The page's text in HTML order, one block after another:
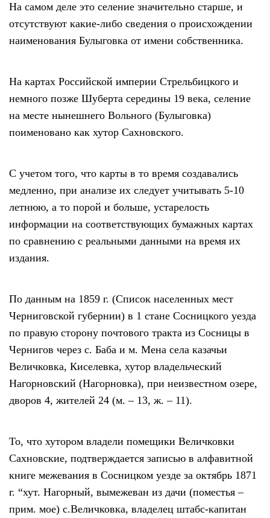
На самом деле это селение значительно старше, и
отсутствуют какие-либо сведения о происхождении
наименования Булыговка от имени собственника.
На картах Российской империи Стрельбицкого и
немного позже Шуберта середины 19 века, селение
на месте нынешнего Вольного (Булыговка)
поименовано как хутор Сахновского.
С учетом того, что карты в то время создавались
медленно, при анализе их следует учитывать 5-10
летнюю, а то порой и больше, устарелость
информации на соответствующих бумажных картах
по сравнению с реальными данными на время их
издания.
По данным на 1859 г. (Список населенных мест
Черниговской губернии) в 1 стане Сосницкого уезда
по правую сторону почтового тракта из Сосницы в
Чернигов через с. Баба и м. Мена села казачьи
Величковка, Киселевка, хутор владельческий
Нагорновский (Нагорновка), при неизвестном озере,
дворов 4, жителей 24 (м. – 13, ж. – 11).
То, что хутором владели помещики Величковки
Сахновские, подтверждается записью в алфавитной
книге межевания в Сосницком уезде за октябрь 1871
г. “хут. Нагорный, вымежеван из дачи (поместья –
прим. мое) с.Величковка, владелец штабс-капитан